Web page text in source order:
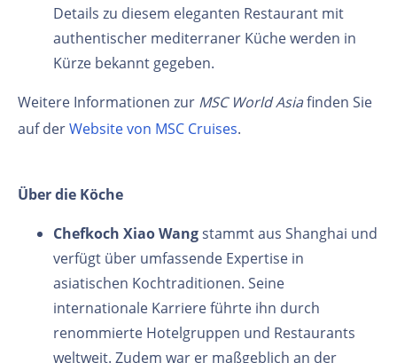
Details zu diesem eleganten Restaurant mit
authentischer mediterraner Küche werden in
Kürze bekannt gegeben.
Weitere Informationen zur MSC World Asiafinden Sie
auf derWebsite von MSC Cruises.
Über die Köche
Chefkoch Xiao Wangstammt aus Shanghai und
verfügt über umfassende Expertise in
asiatischen Kochtraditionen. Seine
internationale Karriere führte ihn durch
renommierte Hotelgruppen und Restaurants
weltweit. Zudem war er maßgeblich an der